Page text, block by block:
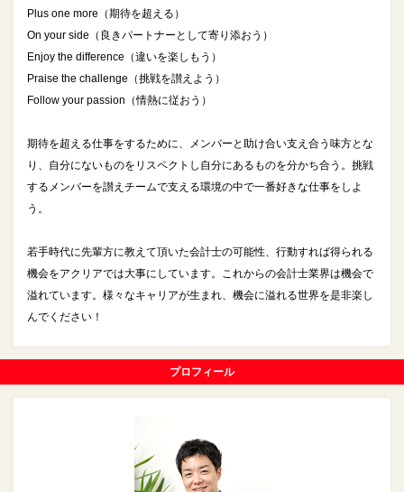
Plus one more（期待を超える）
On your side（良きパートナーとして寄り添おう）
Enjoy the difference（違いを楽しもう）
Praise the challenge（挑戦を讃えよう）
Follow your passion（情熱に従おう）
期待を超える仕事をするために、メンバーと助け合い支え合う味方とな
り、自分にないものをリスペクトし自分にあるものを分かち合う。挑戦
するメンバーを讃えチームで支える環境の中で一番好きな仕事をしよ
う。
若手時代に先輩方に教えて頂いた会計士の可能性、行動すれば得られる
機会をアクリアでは大事にしています。これからの会計士業界は機会で
溢れています。様々なキャリアが生まれ、機会に溢れる世界を是非楽し
んでください！
プロフィール